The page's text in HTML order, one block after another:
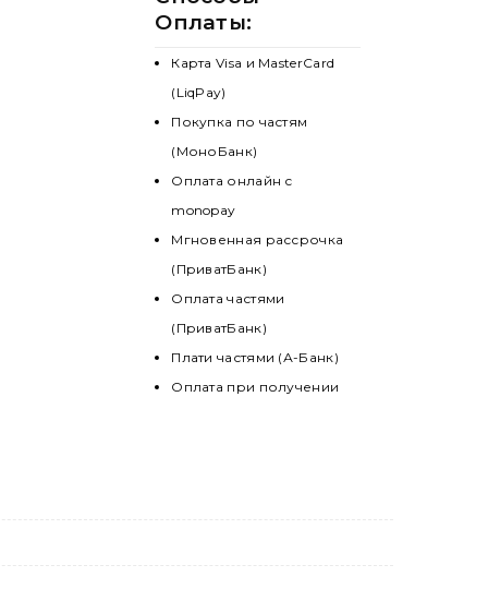
Оплаты:
Карта Visa и MasterCard
(LiqPay)
Покупка по частям
(МоноБанк)
Оплата онлайн с
monopay
Мгновенная рассрочка
(ПриватБанк)
Оплата частями
(ПриватБанк)
Плати частями (А-Банк)
Оплата при получении